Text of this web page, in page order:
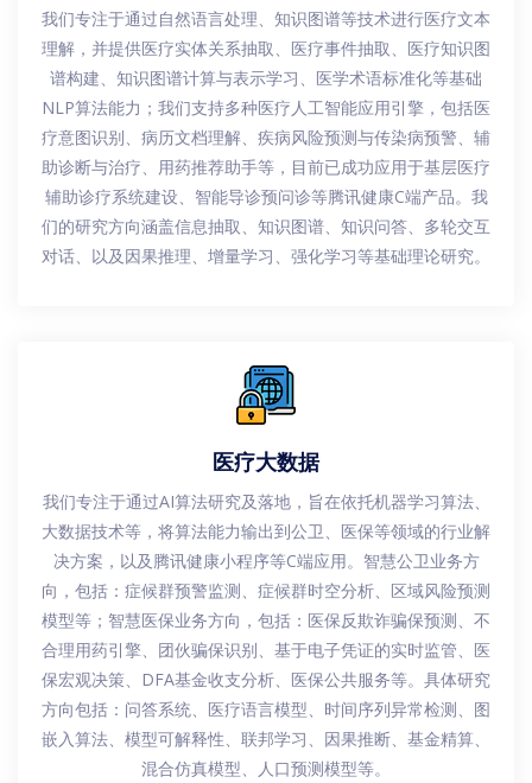
我们专注于通过自然语言处理、知识图谱等技术进行医疗文本
理解，并提供医疗实体关系抽取、医疗事件抽取、医疗知识图
谱构建、知识图谱计算与表示学习、医学术语标准化等基础
NLP算法能力；我们支持多种医疗人工智能应用引擎，包括医
疗意图识别、病历文档理解、疾病风险预测与传染病预警、辅
助诊断与治疗、用药推荐助手等，目前已成功应用于基层医疗
辅助诊疗系统建设、智能导诊预问诊等腾讯健康C端产品。我
们的研究方向涵盖信息抽取、知识图谱、知识问答、多轮交互
对话、以及因果推理、增量学习、强化学习等基础理论研究。
医疗大数据
我们专注于通过AI算法研究及落地，旨在依托机器学习算法、
大数据技术等，将算法能力输出到公卫、医保等领域的行业解
决方案，以及腾讯健康小程序等C端应用。智慧公卫业务方
向，包括：症候群预警监测、症候群时空分析、区域风险预测
模型等；智慧医保业务方向，包括：医保反欺诈骗保预测、不
合理用药引擎、团伙骗保识别、基于电子凭证的实时监管、医
保宏观决策、DFA基金收支分析、医保公共服务等。具体研究
方向包括：问答系统、医疗语言模型、时间序列异常检测、图
嵌入算法、模型可解释性、联邦学习、因果推断、基金精算、
混合仿真模型、人口预测模型等。